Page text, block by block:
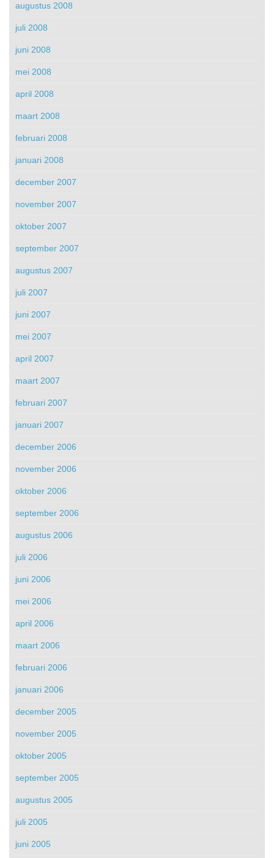
augustus 2008
juli 2008
juni 2008
mei 2008
april 2008
maart 2008
februari 2008
januari 2008
december 2007
november 2007
oktober 2007
september 2007
augustus 2007
juli 2007
juni 2007
mei 2007
april 2007
maart 2007
februari 2007
januari 2007
december 2006
november 2006
oktober 2006
september 2006
augustus 2006
juli 2006
juni 2006
mei 2006
april 2006
maart 2006
februari 2006
januari 2006
december 2005
november 2005
oktober 2005
september 2005
augustus 2005
juli 2005
juni 2005